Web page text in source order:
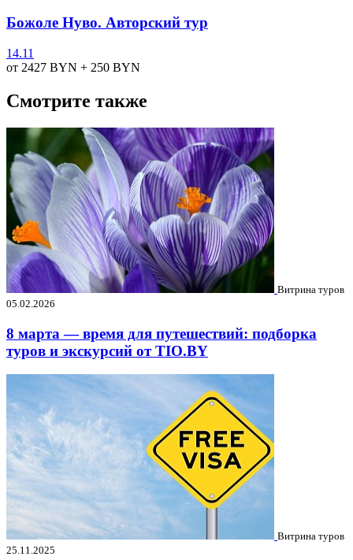
Божоле Нуво. Авторский тур
14.11
от 2427 BYN + 250 BYN
Смотрите также
Витрина туров
05.02.2026
8 марта — время для путешествий: подборка
туров и экскурсий от TIO.BY
Витрина туров
25.11.2025